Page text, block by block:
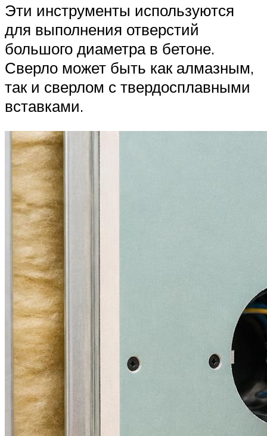
Эти инструменты используются
для выполнения отверстий
большого диаметра в бетоне.
Сверло может быть как алмазным,
так и сверлом с твердосплавными
вставками.